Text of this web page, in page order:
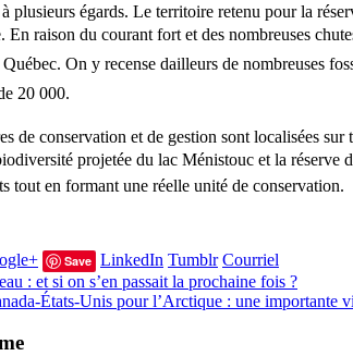
plusieurs égards. Le territoire retenu pour la
raison du courant fort et des nombreuses
On y recense dailleurs de nombreuses
20 000.
de conservation et de gestion sont localisées
projetée du lac Ménistouc et la réserve
tout en formant une réelle unité de conservation.
Save LinkedIn Tumblr Courriel
: et si on s’en passait la prochaine fois ?
États-Unis pour l’Arctique : une importante